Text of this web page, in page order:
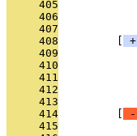
     405
     406
     407
     408
+
     409
     410
     411
     412
     413
     414
-
     415